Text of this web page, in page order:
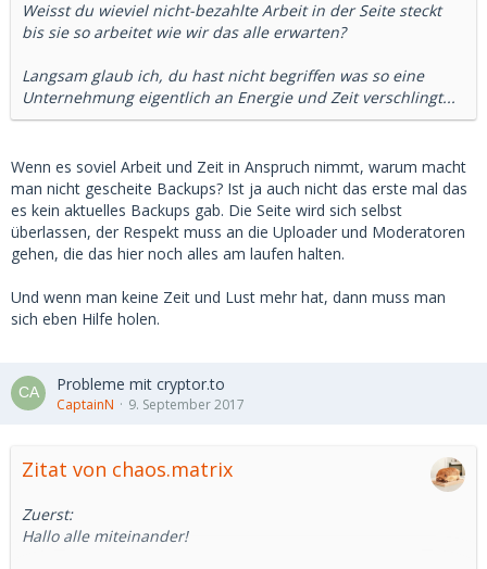
Weisst du wieviel nicht-bezahlte Arbeit in der Seite steckt
bis sie so arbeitet wie wir das alle erwarten?
Langsam glaub ich, du hast nicht begriffen was so eine
Unternehmung eigentlich an Energie und Zeit verschlingt...
Wenn es soviel Arbeit und Zeit in Anspruch nimmt, warum macht
man nicht gescheite Backups? Ist ja auch nicht das erste mal das
es kein aktuelles Backups gab. Die Seite wird sich selbst
überlassen, der Respekt muss an die Uploader und Moderatoren
gehen, die das hier noch alles am laufen halten.
Und wenn man keine Zeit und Lust mehr hat, dann muss man
sich eben Hilfe holen.
Probleme mit cryptor.to
CaptainN 9. September 2017
Zitat von chaos.matrix
Zuerst:
Hallo alle miteinander!